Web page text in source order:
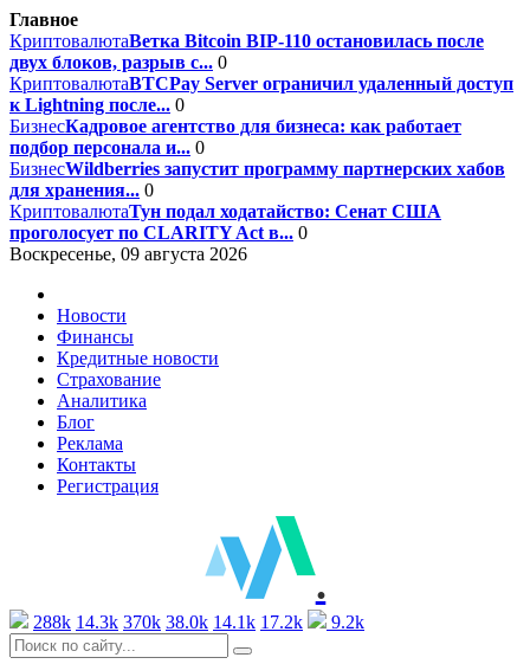
Главное
КриптовалютаВетка Bitcoin BIP-110 остановилась после
двух блоков, разрыв с... 0
КриптовалютаBTCPay Server ограничил удаленный доступ
к Lightning после... 0
БизнесКадровое агентство для бизнеса: как работает
подбор персонала и... 0
БизнесWildberries запустит программу партнерских хабов
для хранения... 0
КриптовалютаТун подал ходатайство: Сенат США
проголосует по CLARITY Act в... 0
Воскресенье, 09 августа 2026
Новости
Финансы
Кредитные новости
Страхование
Аналитика
Блог
Реклама
Контакты
Регистрация
.
288k 14.3k 370k 38.0k 14.1k 17.2k 9.2k